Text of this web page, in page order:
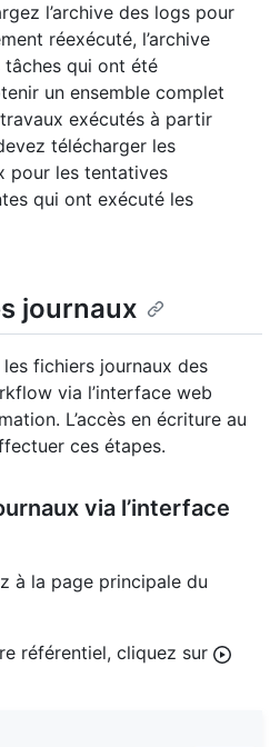
l’archive des logs pour
réexécuté, l’archive
tâches qui ont été
un ensemble complet
exécutés à partir
télécharger les
pour les tentatives
qui ont exécuté les
journaux
fichiers journaux des
via l’interface web
L’accès en écriture au
ces étapes.
via l’interface
à la page principale du
référentiel, cliquez sur